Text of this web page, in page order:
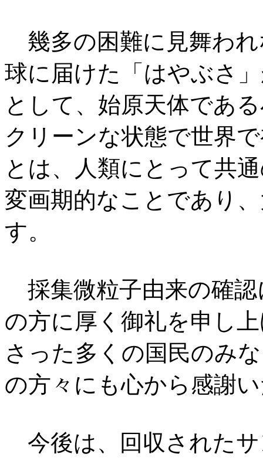
幾多の困難に見舞わ
球に届けた「はやぶさ
として、始原天体であ
クリーンな状態で世界
とは、人類にとって共
変画期的なことであり
す。
採集微粒子由来の確
の方に厚く御礼を申し
さった多くの国民のみ
の方々にも心から感謝
今後は、回収された